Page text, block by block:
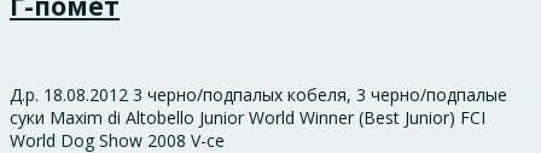
Д.р. 18.08.2012 3 черно/подпалых кобеля, 3 черно/подпалые
суки Maxim di Altobello Junior World Winner (Best Junior) FCI
World Dog Show 2008 V-ce